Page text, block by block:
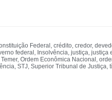
Federal , crédito, credor,
federal , Insolvência, justiça, justiça
, Ordem Econômica Nacional ,
, STJ, Superior Tribunal de Justiça,